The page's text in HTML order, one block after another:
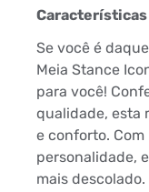
Características
Se você é
Meia Stance
para você!
qualidade, esta
e conforto.
personalidade,
mais descolado.